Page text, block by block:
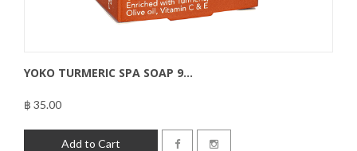
YOKO TURMERIC SPA SOAP 9...
฿ 35.00
Add to Cart